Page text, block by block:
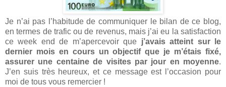
Je n’ai pas l’habitude de communiquer le bilan de ce blog,
en termes de trafic ou de revenus, mais j’ai eu la satisfaction
ce week end de m’apercevoir que j’avais atteint sur le
dernier mois en cours un objectif que je m’étais fixé,
assurer une centaine de visites par jour en moyenne.
J’en suis très heureux, et ce message est l’occasion pour
moi de tous vous remercier !